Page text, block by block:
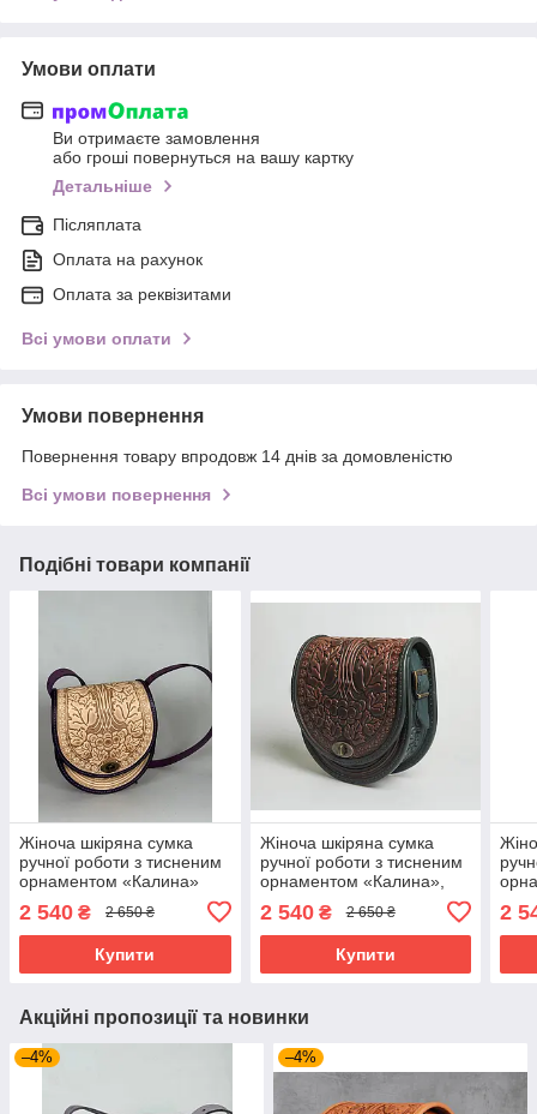
Умови оплати
Ви отримаєте замовлення
або гроші повернуться на вашу картку
Детальніше
Післяплата
Оплата на рахунок
Оплата за реквізитами
Всі умови оплати
Умови повернення
Повернення товару впродовж 14 днів за домовленістю
Всі умови повернення
Подібні товари компанії
Жіноча шкіряна сумка
ручної роботи з тисненим
орнаментом «Калина»
бежево-фіолетова сумка з
натуральної шкіри,
20*21*8 см
2 540 ₴ 2 650 ₴
Купити
Жіноча шкіряна сумка
ручної роботи з тисненим
орнаментом «Калина»,
коричнево-зелена сумка з
натуральної шкіри,
20*21*8 см
2 540₴ 2 650 ₴
Купити
2
Акційні пропозиції та новинки
–4% –4%